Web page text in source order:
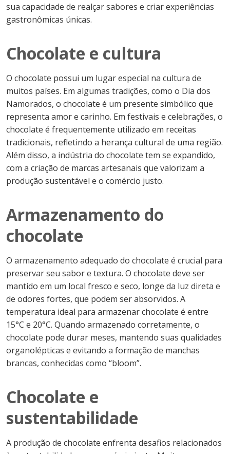
sua capacidade de realçar sabores e criar experiências
gastronômicas únicas.
Chocolate e cultura
O chocolate possui um lugar especial na cultura de
muitos países. Em algumas tradições, como o Dia dos
Namorados, o chocolate é um presente simbólico que
representa amor e carinho. Em festivais e celebrações, o
chocolate é frequentemente utilizado em receitas
tradicionais, refletindo a herança cultural de uma região.
Além disso, a indústria do chocolate tem se expandido,
com a criação de marcas artesanais que valorizam a
produção sustentável e o comércio justo.
Armazenamento do
chocolate
O armazenamento adequado do chocolate é crucial para
preservar seu sabor e textura. O chocolate deve ser
mantido em um local fresco e seco, longe da luz direta e
de odores fortes, que podem ser absorvidos. A
temperatura ideal para armazenar chocolate é entre
15°C e 20°C. Quando armazenado corretamente, o
chocolate pode durar meses, mantendo suas qualidades
organolépticas e evitando a formação de manchas
brancas, conhecidas como “bloom”.
Chocolate e
sustentabilidade
A produção de chocolate enfrenta desafios relacionados